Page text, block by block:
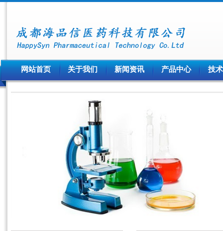
网站首页 关于我们 新闻资讯 产品中心 技